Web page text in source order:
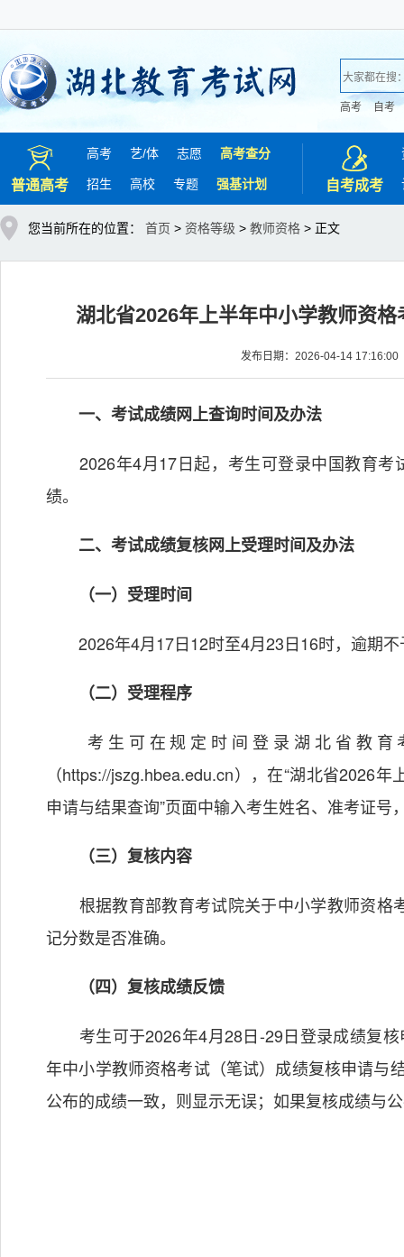
高考 自考
普通高考
高考 艺/体 志愿 高考查分
招生 高校 专题 强基计划 自考成考
您当前所在的位置： 首页 > 资格等级 > 教师资格 > 正文
湖北省2026年上半年中小学教师资
发布日期：2026-04-14
一、考试成绩网上查询时间及办法
2026年4月17日起，考生可登录中国教育考
绩。
二、考试成绩复核网上受理时间及办法
（一）受理时间
2026年4月17日12时至4月23日16时，逾期不
（二）受理程序
考生可在规定时间登录湖北省教育
（https://jszg.hbea.edu.cn），在“湖北省2026年
申请与结果查询”页面中输入考生姓名、准考证号
（三）复核内容
根据教育部教育考试院关于中小学教师资格
记分数是否准确。
（四）复核成绩反馈
考生可于2026年4月28日-29日登录成绩复核
年中小学教师资格考试（笔试）成绩复核申请与
公布的成绩一致，则显示无误；如果复核成绩与